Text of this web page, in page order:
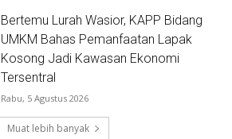
Bertemu Lurah Wasior, KAPP Bidang
UMKM Bahas Pemanfaatan Lapak
Kosong Jadi Kawasan Ekonomi
Tersentral
Rabu, 5 Agustus 2026
Muat lebih banyak